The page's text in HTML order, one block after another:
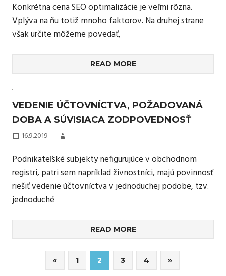
Konkrétna cena SEO optimalizácie je veľmi rôzna.
Vplýva na ňu totiž mnoho faktorov. Na druhej strane
však určite môžeme povedať,
READ MORE
VEDENIE ÚČTOVNÍCTVA, POŽADOVANÁ
DOBA A SÚVISIACA ZODPOVEDNOSŤ
16.9.2019
Podnikateľské subjekty nefigurujúce v obchodnom
registri, patri sem napríklad živnostníci, majú povinnosť
riešiť vedenie účtovníctva v jednoduchej podobe, tzv.
jednoduché
READ MORE
Stránkování
«Previous
Posts
1 2 3 4
Next
Posts
»